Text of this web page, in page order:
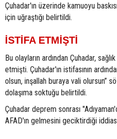
Çuhadar'ın üzerinde kamuoyu
için uğraştığı belirtildi.
İSTİFA ETMİŞTİ
Bu olayların ardından Çuhadar,
etmişti. Çuhadar'ın istifasının
olsun, inşallah buraya vali olursun”
dolaşıma soktuğu belirtildi.
Çuhadar deprem sonrası
AFAD'ın gelmesini geciktirdiği